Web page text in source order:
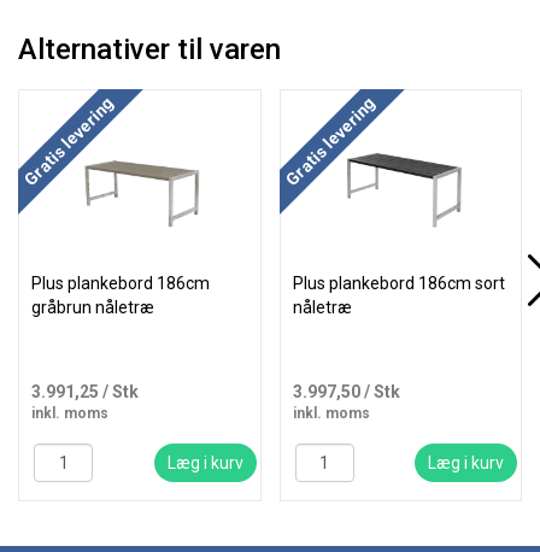
Alternativer til varen
Gratis levering
Plus plankebord 186cm
gråbrun nåletræ
3.991,25 / Stk
inkl. moms
Læg i kurv
Gratis levering
Plus plankebord 186cm sort
nåletræ
3.997,50/ Stk
inkl. moms
Læg i kurv